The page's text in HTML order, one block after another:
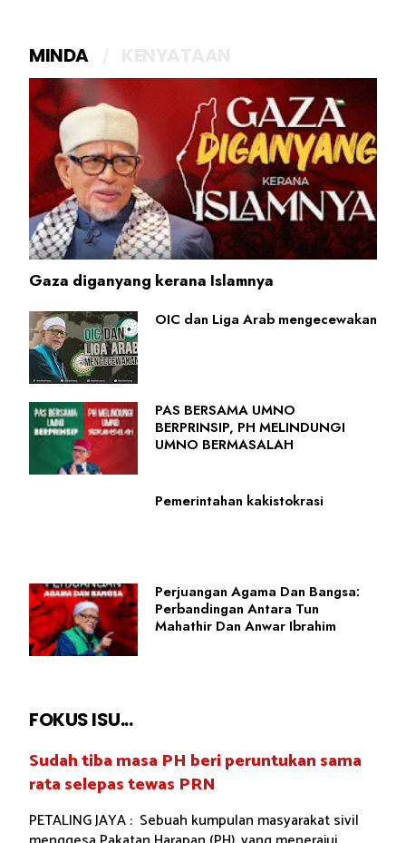
MINDA
Gaza diganyang kerana Islamnya
OIC dan Liga Arab mengecewakan
PAS BERSAMA UMNO
BERPRINSIP, PH MELINDUNGI
UMNO BERMASALAH
Pemerintahan kakistokrasi
Perjuangan Agama Dan Bangsa:
Perbandingan Antara Tun
Mahathir Dan Anwar Ibrahim
FOKUS ISU...
Sudah tiba masa PH beri peruntukan sama
rata selepas tewas PRN
PETALING JAYA : Sebuah kumpulan masyarakat sivil